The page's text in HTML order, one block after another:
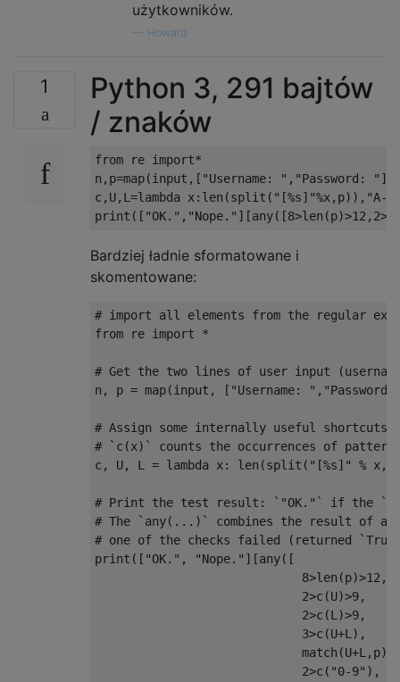
użytkowników.
Howard
1
Python 3, 291 bajtów
/ znaków
from re import*
n,p=map(input,["Username: ","Password: "])
c,U,L=lambda x:len(split("[%s]"%x,p)),"A-
Bardziej ładnie sformatowane i
skomentowane:
# import all elements from the regular
from re import *
# Get the two lines of user input
n, p = map(input, ["Username:
# Assign some internally useful
# `c(x)` counts the occurrences of
c, U, L = lambda x: len(split("[%s]" % x,
# Print the test result: `"OK."` if the
# The `any(...)` combines the result of
# one of the checks failed (returned
print(["OK.", "Nope."][any([
8>len(p)>12,
2>c(U)>9,
2>c(L)>9,
3>c(U+L),
2>c("0-9"),